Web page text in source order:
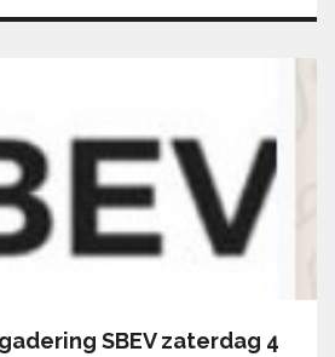
SBEV zaterdag 4